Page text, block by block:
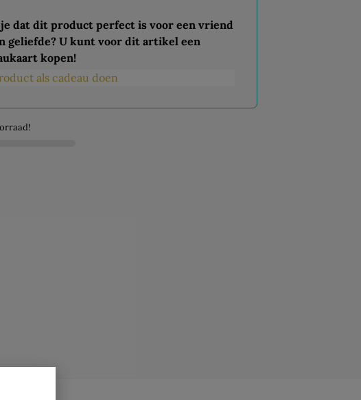
dat dit product perfect is voor een vriend
geliefde? U kunt voor dit artikel een
kopen!
als cadeau doen